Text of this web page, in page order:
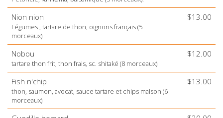
Nion nion
Légumes , tartare de thon, oignons français (5
morceaux)
$13.00
Nobou
tartare thon frit, thon frais, sc. shitaké (8 morceaux)
$12.00
Fish n'chip
thon, saumon, avocat, sauce tartare et chips maison (6
morceaux)
$13.00